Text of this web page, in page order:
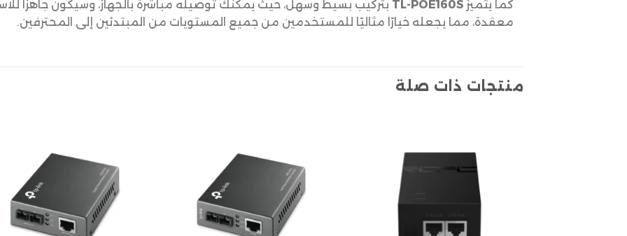
كما يتميز TL-POE160S بتركيب بسيط وسهل، حيث يمكنك توصيله مباشرة بالجهاز، وسيكون جاهزًا
معقدة، مما يجعله خيارًا مثاليًا للمستخدمين من جميع المستويات من المبتدئين إلى المحترفين.
منتجات ذات صلة